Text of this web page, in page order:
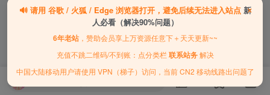
570
🔊 请用 谷歌 / 火狐 / Edge浏览器打开，避免后续无法进入站点 新
人必看（解决90%问题）
6年老站，赞助会员享上万资源任意下＋天天更新~~
充值不跳二维码/不到账：点分类栏联系站务解决
｜
中国大陆移动用户请使用 VPN（梯子）访问，当前 CN2 移动线路出问题了
×